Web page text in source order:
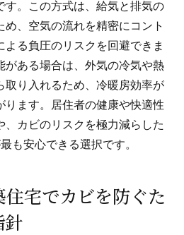
す。この方式は、給気と排気の
め、空気の流れを精密にコント
よる負圧のリスクを回避できま
がある場合は、外気の冷気や熱
取り入れるため、冷暖房効率が
ります。居住者の健康や快適性
、カビのリスクを極力減らした
も安心できる選択です。
宅でカビを防ぐた
針